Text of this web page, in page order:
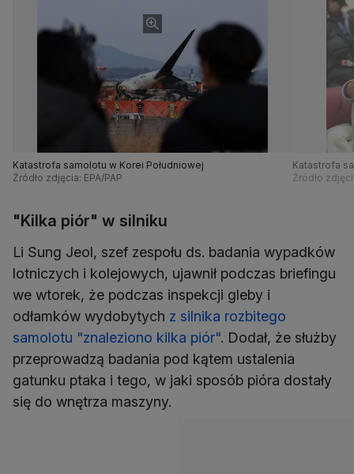
Katastrofa samolotu w Korei Południowej
Źródło zdjęcia: EPA/PAP
Katastrofa
Źródło
"Kilka piór" w silniku
Li Sung Jeol, szef zespołu ds. badania wypadków
lotniczych i kolejowych, ujawnił podczas briefingu
we wtorek, że podczas inspekcji gleby i
odłamków wydobytych z silnika rozbitego
samolotu "znaleziono kilka piór". Dodał, że służby
przeprowadzą badania pod kątem ustalenia
gatunku ptaka i tego, w jaki sposób pióra dostały
się do wnętrza maszyny.